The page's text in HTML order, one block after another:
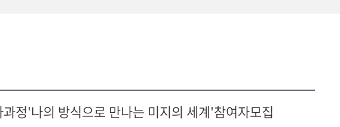
정'나의 방식으로 만나는 미지의 세계'참여자모집